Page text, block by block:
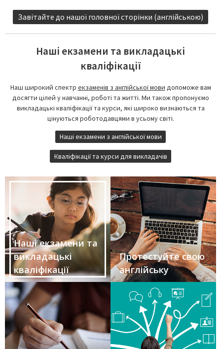
Завітайте до нашої головної сторінки (англійською)
Наші екзамени та викладацькі
кваліфікації
Наш широкий спектр екзаменів з англійської мови допоможе вам
досягти цілей у навчанні, роботі та житті. Ми також пропонуємо
викладацькі кваліфікації та курси, які широко визнаються та
цінуються роботодавцями в усьому світі.
Наші екзамени з англійської мови
Кваліфікації та курси для викладачів
Наші екзамени та
викладацькі
кваліфікації
Протестуйте свою
англійську